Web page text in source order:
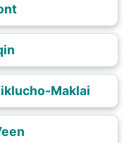
Maklai